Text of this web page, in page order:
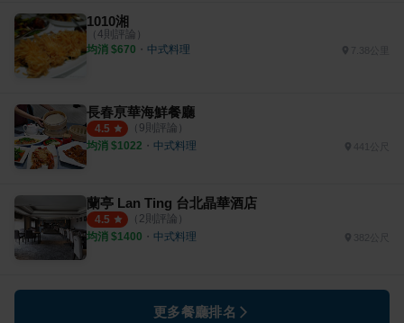
1010湘
（ 4則評論）
均消 $670 ・ 中式料理
長春亰華海鮮餐廳
4.5 （ 9則評論）
均消 $1022 ・ 中式料理 441公尺
蘭亭 Lan Ting 台北晶華酒店
4.5 （ 2則評論）
均消 $1400 ・ 中式料理
更多餐廳排名